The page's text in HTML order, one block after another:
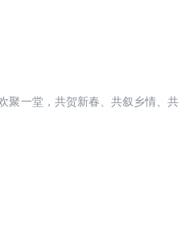
聚一堂，共贺新春、共叙乡情、共